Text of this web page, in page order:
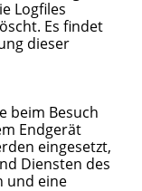
Logfiles
Es findet
dieser
beim Besuch
Endgerät
eingesetzt,
Diensten des
und eine